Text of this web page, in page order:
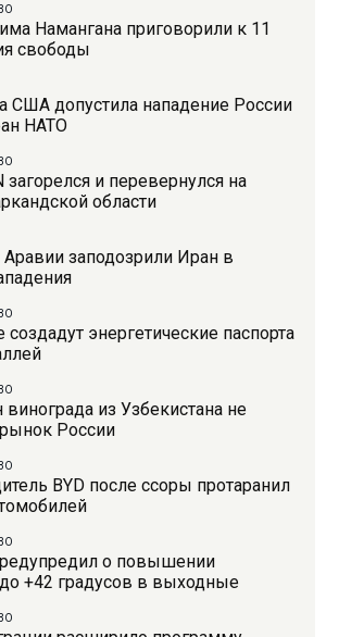
Намангана приговорили к 11
свободы
США допустила нападение России
НАТО
загорелся и перевернулся на
области
Аравии заподозрили Иран в
создадут энергетические паспорта
винограда из Узбекистана не
России
BYD после ссоры протаранил
о повышении
+42 градусов в выходные